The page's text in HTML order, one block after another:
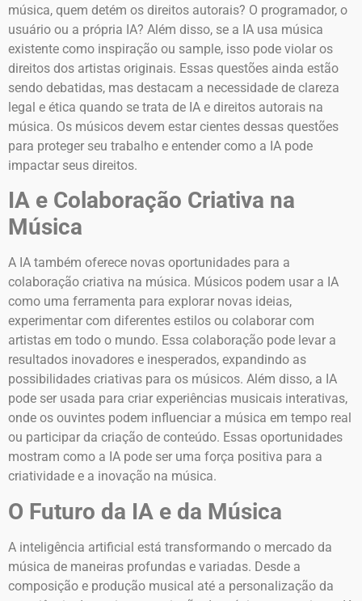
música, quem detém os direitos autorais? O programador, o
usuário ou a própria IA? Além disso, se a IA usa música
existente como inspiração ou sample, isso pode violar os
direitos dos artistas originais. Essas questões ainda estão
sendo debatidas, mas destacam a necessidade de clareza
legal e ética quando se trata de IA e direitos autorais na
música. Os músicos devem estar cientes dessas questões
para proteger seu trabalho e entender como a IA pode
impactar seus direitos.
IA e Colaboração Criativa na
Música
A IA também oferece novas oportunidades para a
colaboração criativa na música. Músicos podem usar a IA
como uma ferramenta para explorar novas ideias,
experimentar com diferentes estilos ou colaborar com
artistas em todo o mundo. Essa colaboração pode levar a
resultados inovadores e inesperados, expandindo as
possibilidades criativas para os músicos. Além disso, a IA
pode ser usada para criar experiências musicais interativas,
onde os ouvintes podem influenciar a música em tempo real
ou participar da criação de conteúdo. Essas oportunidades
mostram como a IA pode ser uma força positiva para a
criatividade e a inovação na música.
O Futuro da IA e da Música
A inteligência artificial está transformando o mercado da
música de maneiras profundas e variadas. Desde a
composição e produção musical até a personalização da